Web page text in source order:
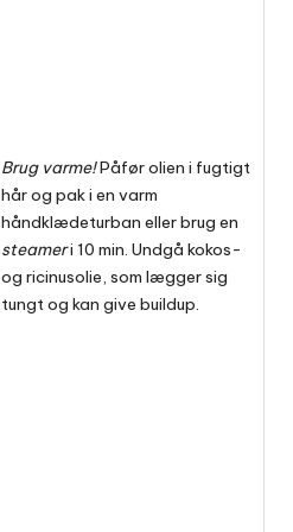
Brug varme!Påfør olien i fugtigt
hår og pak i en varm
håndklæde­turban eller brug en
steameri 10 min. Undgå kokos-
og ricinus­olie, som lægger sig
tungt og kan give buildup.